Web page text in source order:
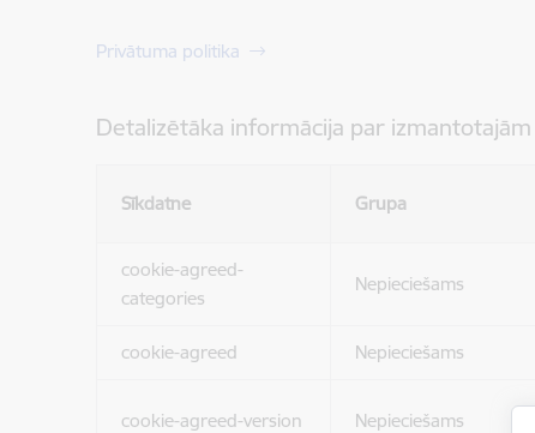
Privātuma politika
Detalizētāka informācija par
Sīkdatne Grupa
cookie-agreed-
categories
Nepieciešams
cookie-agreed Nepieciešams
cookie-agreed-version Nepieciešams